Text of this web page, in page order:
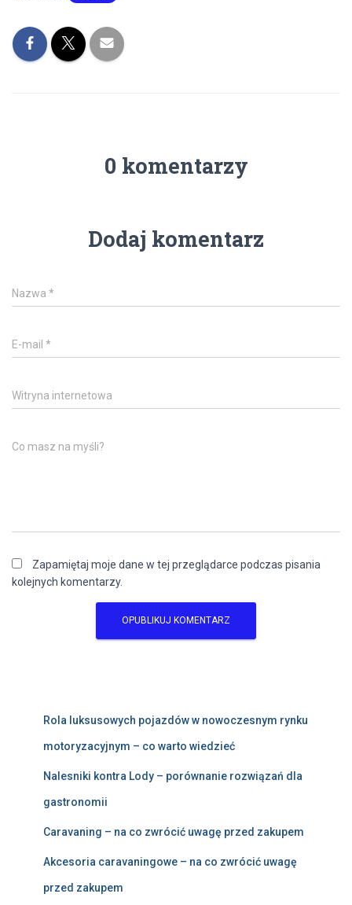
0 komentarzy
Dodaj komentarz
Nazwa *
E-mail *
Witryna internetowa
Co masz na myśli?
Zapamiętaj moje dane w tej przeglądarce podczas pisania
kolejnych komentarzy.
Rola luksusowych pojazdów w nowoczesnym rynku
motoryzacyjnym – co warto wiedzieć
Nalesniki kontra Lody – porównanie rozwiązań dla
gastronomii
Caravaning – na co zwrócić uwagę przed zakupem
Akcesoria caravaningowe – na co zwrócić uwagę
przed zakupem